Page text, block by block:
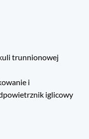
trunnionowej
i
iglicowy